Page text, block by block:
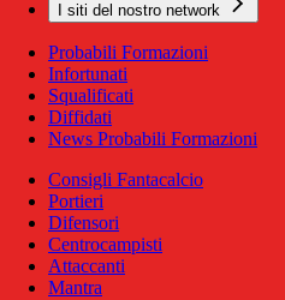
I siti del nostro network
Probabili Formazioni
Infortunati
Squalificati
Diffidati
News Probabili Formazioni
Consigli Fantacalcio
Portieri
Difensori
Centrocampisti
Attaccanti
Mantra